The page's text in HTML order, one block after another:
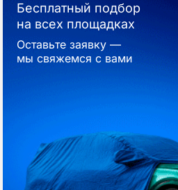
Бесплатный подбор
на всех площадках
Оставьте заявку —
мы свяжемся с вами